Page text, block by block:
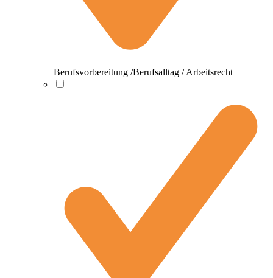
Berufsvorbereitung /Berufsalltag / Arbeitsrecht